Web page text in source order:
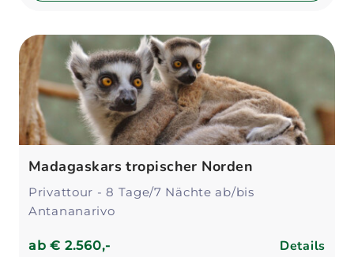
Madagaskars tropischer Norden
Privattour - 8 Tage/7 Nächte ab/bis
Antananarivo
ab€ 2.560,- Details